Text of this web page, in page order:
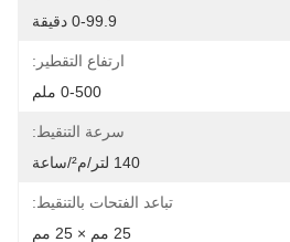
0-99.9 دقيقة
ارتفاع التقطير:
0-500 ملم
سرعة التنقيط:
140 لتر/م²/ساعة
تباعد الفتحات بالتنقيط:
25 مم × 25 مم